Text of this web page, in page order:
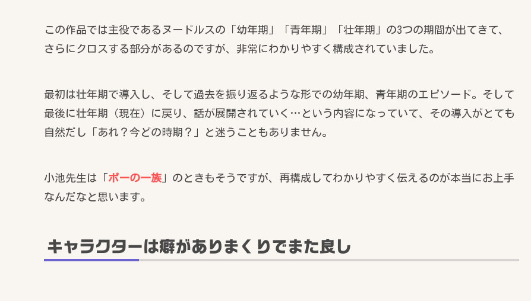
この作品では主役であるヌードルスの「幼年期」「青年期」「壮年期」の3つの期間が出てきて、
さらにクロスする部分があるのですが、非常にわかりやすく構成されていました。
最初は壮年期で導入し、そして過去を振り返るような形での幼年期、青年期のエピソード。そして
最後に壮年期（現在）に戻り、話が展開されていく…という内容になっていて、その導入がとても
自然だし「あれ？今どの時期？」と迷うこともありません。
小池先生は「 ポーの一族 」のときもそうですが、再構成してわかりやすく伝えるのが本当にお上手
なんだなと思います。
キャラクターは癖がありまくりでまた良し